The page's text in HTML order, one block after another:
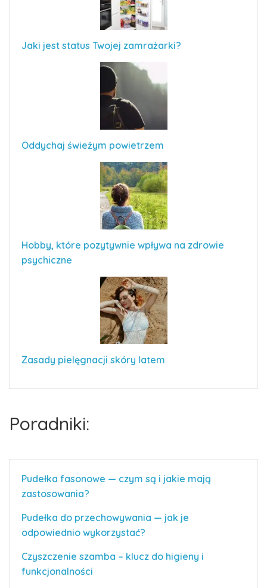
Jaki jest status Twojej zamrażarki?
Oddychaj świeżym powietrzem
Hobby, które pozytywnie wpływa na zdrowie
psychiczne
Zasady pielęgnacji skóry latem
Poradniki:
Pudełka fasonowe — czym są i jakie mają
zastosowania?
Pudełka do przechowywania — jak je
odpowiednio wykorzystać?
Czyszczenie szamba – klucz do higieny i
funkcjonalności